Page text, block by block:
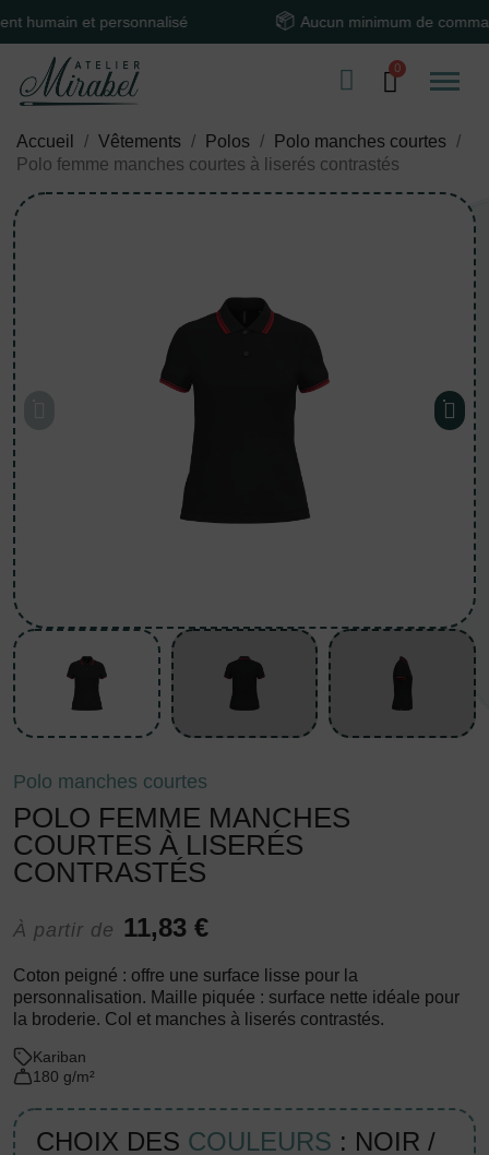
et personnalisé Aucun minimum de commande
Accueil Vêtements Polos
Polo manches courtes
Polo femme manches courtes à liserés contrastés
Polo manches courtes
POLO FEMME MANCHES
COURTES À LISERÉS
CONTRASTÉS
À partir de 11,83 €
Coton peigné : offre une surface lisse pour la
personnalisation. Maille piquée : surface nette idéale pour
la broderie. Col et manches à liserés contrastés.
Kariban
180 g/m²
CHOIX DES COULEURS : NOIR /